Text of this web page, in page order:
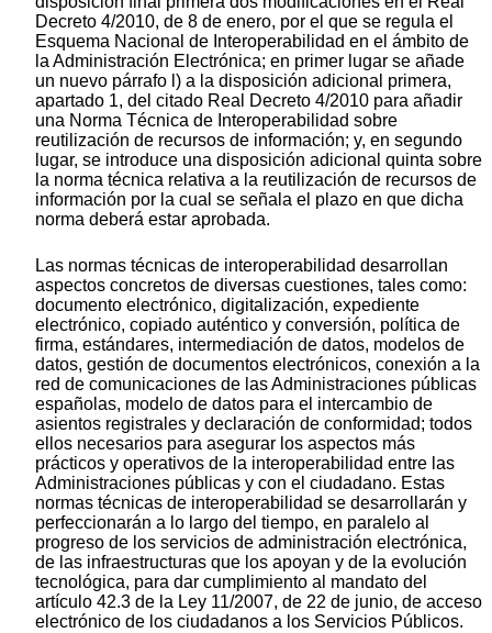
Decreto 4/2010, de 8 de enero, por el que se regula el
Esquema Nacional de Interoperabilidad en el ámbito de
la Administración Electrónica; en primer lugar se añade
un nuevo párrafo l) a la disposición adicional primera,
apartado 1, del citado Real Decreto 4/2010 para añadir
una Norma Técnica de Interoperabilidad sobre
reutilización de recursos de información; y, en segundo
lugar, se introduce una disposición adicional quinta sobre
la norma técnica relativa a la reutilización de recursos de
información por la cual se señala el plazo en que dicha
norma deberá estar aprobada.
Las normas técnicas de interoperabilidad desarrollan
aspectos concretos de diversas cuestiones, tales como:
documento electrónico, digitalización, expediente
electrónico, copiado auténtico y conversión, política de
firma, estándares, intermediación de datos, modelos de
datos, gestión de documentos electrónicos, conexión a la
red de comunicaciones de las Administraciones públicas
españolas, modelo de datos para el intercambio de
asientos registrales y declaración de conformidad; todos
ellos necesarios para asegurar los aspectos más
prácticos y operativos de la interoperabilidad entre las
Administraciones públicas y con el ciudadano. Estas
normas técnicas de interoperabilidad se desarrollarán y
perfeccionarán a lo largo del tiempo, en paralelo al
progreso de los servicios de administración electrónica,
de las infraestructuras que los apoyan y de la evolución
tecnológica, para dar cumplimiento al mandato del
artículo 42.3 de la Ley 11/2007, de 22 de junio, de acceso
electrónico de los ciudadanos a los Servicios Públicos.